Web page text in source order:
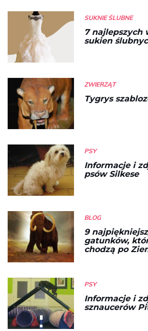
SUKNIE ŚLUBNE
7 najlepszych
sukien
ZWIERZĄT
Tygrys
PSY
Informacje i
psów Silkese
BLOG
9
gatunków,
chodzą po
PSY
Informacje i
sznaucerów